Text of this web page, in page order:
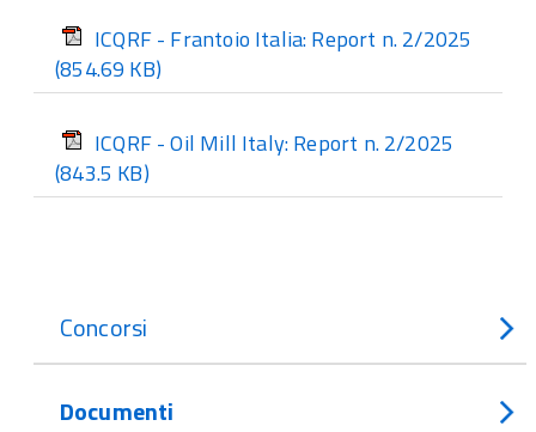
ICQRF - Frantoio Italia: Report n. 2/2025
(854.69 KB)
ICQRF - Oil Mill Italy: Report n. 2/2025
(843.5 KB)
Concorsi
Documenti